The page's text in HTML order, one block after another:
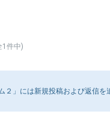
1件中)
２」には新規投稿および返信を